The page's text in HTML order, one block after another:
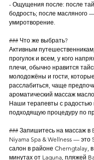
- Ощущения после: после
бодрость; после масляного
умиротворение.
### Что же выбрать?
Активным
прогулок и всем, у кого
плечи, обычно нравится
молодожёны и гости,
расслабиться, чаще
ароматический массаж
Наши терапевты с радостью
подходящую процедуру по
### Запишитесь на массаж в
Niyama Spa & Wellness — это
салон в районе Cherngtalay, в
минутах от Laguna, пляжей